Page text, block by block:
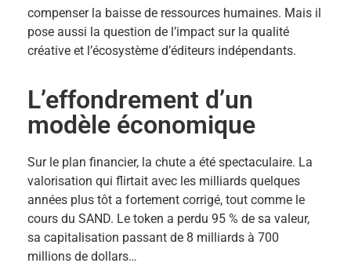
compenser la baisse de ressources humaines. Mais il
pose aussi la question de l’impact sur la qualité
créative et l’écosystème d’éditeurs indépendants.
L’effondrement d’un
modèle économique
Sur le plan financier, la chute a été spectaculaire. La
valorisation qui flirtait avec les milliards quelques
années plus tôt a fortement corrigé, tout comme le
cours du SAND. Le token a perdu 95 % de sa valeur,
sa capitalisation passant de 8 milliards à 700
millions de dollars…